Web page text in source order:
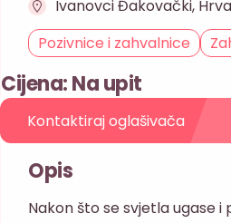
Ivanovci Đakovački,
Pozivnice i zahvalnice
Cijena: Na upit
Kontaktiraj oglašivača
Opis
Nakon što se svjetla ugase i